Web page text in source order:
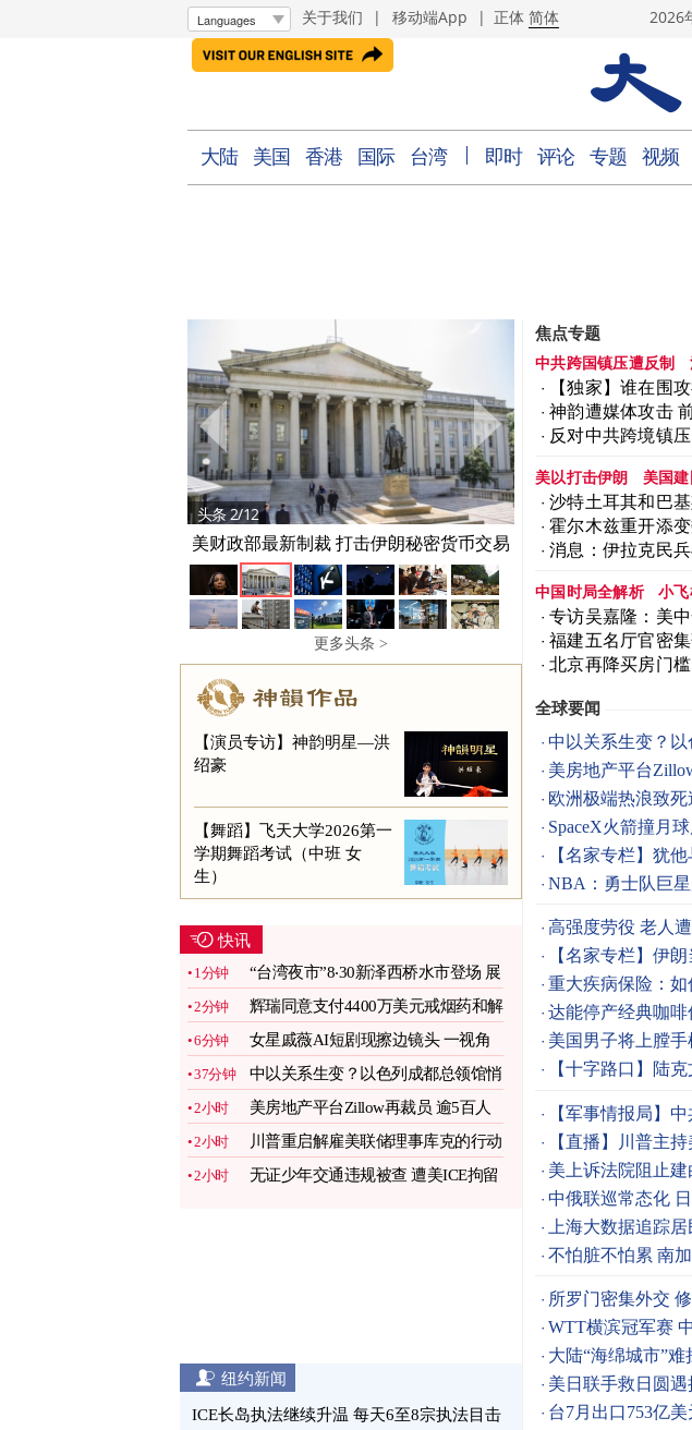
关于我们 | 移动端App | 正体 简体 2026
大陆 美国 香港 国际 台湾 即时 评论 专题 视频
头条 2/12
美财政部最新制裁 打击伊朗秘密货币交易
更多头条 >
【演员专访】神韵明星—洪
绍豪
【舞蹈】飞天大学2026第一
学期舞蹈考试（中班 女
生）
快讯
1分钟
“台湾夜市”8‧30新泽西桥水市登场 展
现台湾文化软实力 图
2分钟
辉瑞同意支付4400万美元戒烟药和解
费 图
6分钟
女星戚薇AI短剧现擦边镜头 一视角
引大争议 图
37分钟
中以关系生变？以色列成都总领馆悄
然关闭 图
2小时
美房地产平台Zillow再裁员 逾5百人
受影响 图
2小时 川普重启解雇美联储理事库克的行动
图
2小时
无证少年交通违规被查 遭美ICE拘留
纽约新闻
ICE长岛执法继续升温 每天6至8宗执法目击
焦点专题
中共跨国镇压遭反制
【独家】谁在围
神韵遭媒体攻击
反对中共跨境镇
美以打击伊朗 美国建
沙特土耳其和巴
霍尔木兹重开添
消息：伊拉克民
中国时局全解析 小
专访吴嘉隆：美
福建五名厅官密
北京再降买房门
全球要闻
中以关系生变？
美房地产平台
欧洲极端热浪致死
SpaceX火箭撞月
【名家专栏】犹
NBA：勇士队巨
高强度劳役 老人
【名家专栏】伊
重大疾病保险：如
达能停产经典咖
美国男子将上膛
【十字路口】陆
【军事情报局】
【直播】川普主
美上诉法院阻止
中俄联巡常态化
上海大数据追踪
不怕脏不怕累 南
所罗门密集外交
WTT横滨冠军赛
大陆“海绵城市”
美日联手救日圆
台7月出口753亿